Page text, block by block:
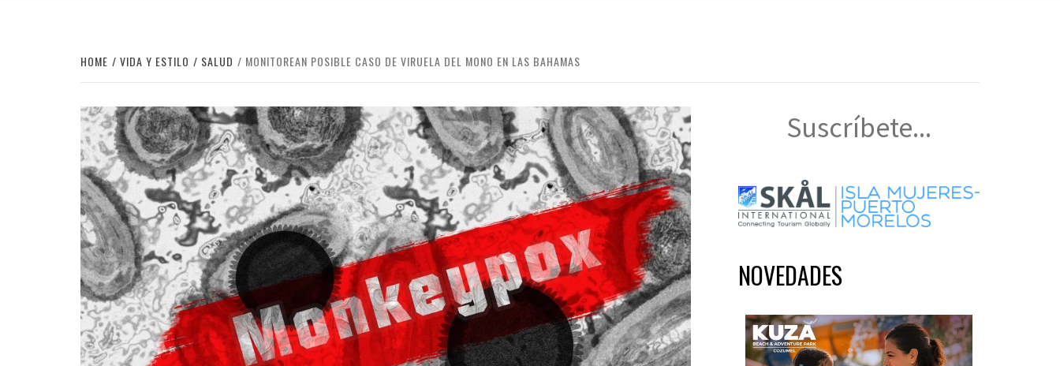
HOME VIDA Y ESTILO SALUD MONITOREAN POSIBLE CASO DE VIRUELA DEL MONO EN LAS BAHAMAS
Suscríbete...
NOVEDADES